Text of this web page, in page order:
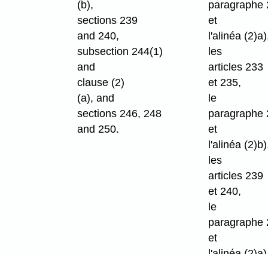
(b),
sections 239
and 240,
subsection 244(1)
and
clause (2)
(a), and
sections 246, 248
and 250.
paragraphe
et
l'alinéa
les
articles 233
et 235,
le
paragraphe
et
l'alinéa
les
articles 239
et 240,
le
paragraphe
et